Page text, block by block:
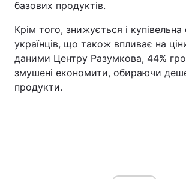
базових продуктів.
Крім того, знижується і
українців, що також впливає на
даними Центру Разумкова, 44%
змушені економити, обираючи
продукти.